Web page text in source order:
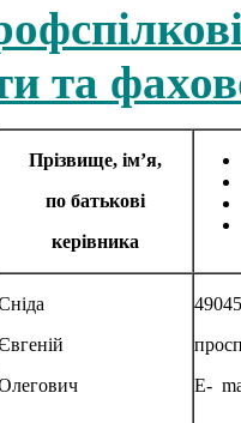
та
Прізвище, ім’я,
по батькові
керівника
E-